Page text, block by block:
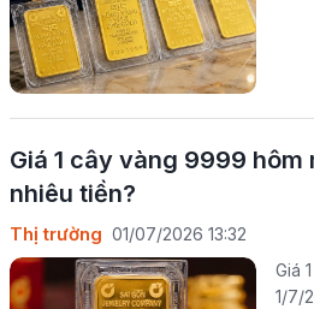
Giá 1 cây vàng 9999
nhiêu tiền?
Thị trường 01/07/2026 13:32
Giá
1/7/